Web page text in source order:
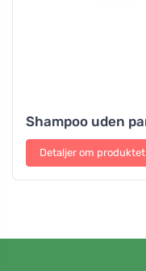
Shampoo uden
Detaljer om produktet